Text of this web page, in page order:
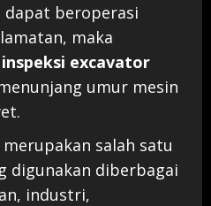
beroperasi
maka
inspeksi excavator
umur mesin
salah satu
digunakan diberbagai
industri,